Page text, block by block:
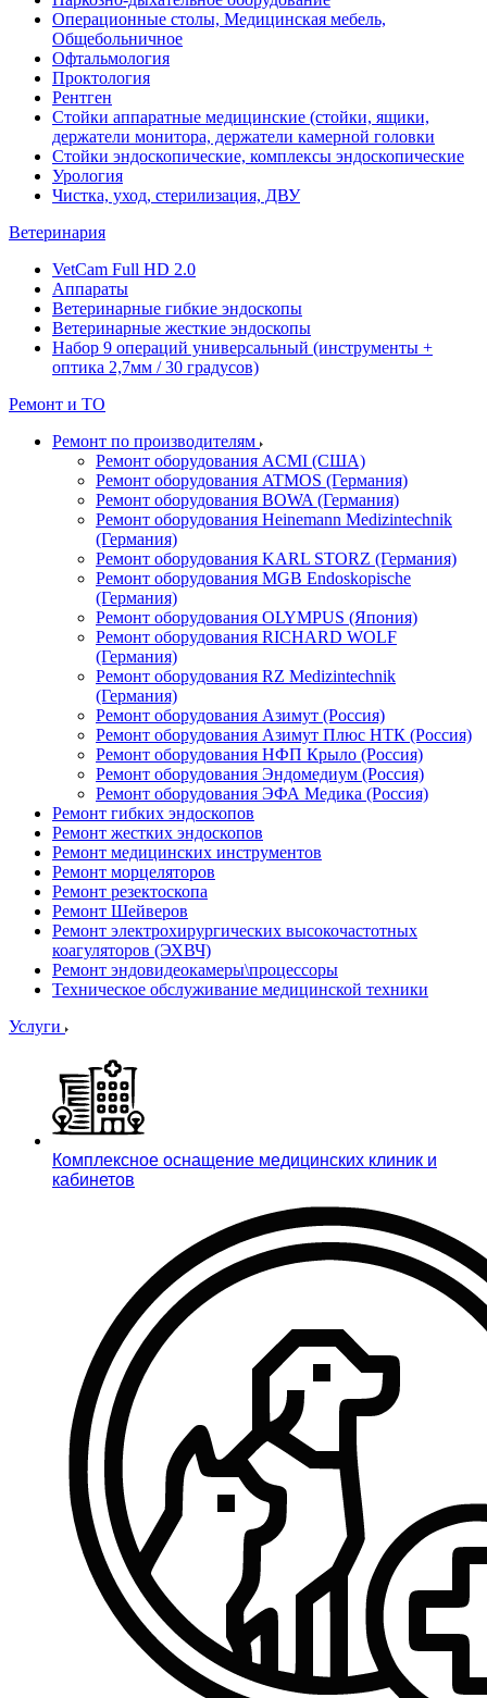
Операционные столы, Медицинская мебель,
Общебольничное
Офтальмология
Проктология
Рентген
Стойки аппаратные медицинские (стойки, ящики,
держатели монитора, держатели камерной головки
Стойки эндоскопические, комплексы эндоскопические
Урология
Чистка, уход, стерилизация, ДВУ
Ветеринария
VetCam Full HD 2.0
Аппараты
Ветеринарные гибкие эндоскопы
Ветеринарные жесткие эндоскопы
Набор 9 операций универсальный (инструменты +
оптика 2,7мм / 30 градусов)
Ремонт и ТО
Ремонт по производителям
Ремонт оборудования ACMI (США)
Ремонт оборудования ATMOS (Германия)
Ремонт оборудования BOWA (Германия)
Ремонт оборудования Heinemann Medizintechnik
(Германия)
Ремонт оборудования KARL STORZ (Германия)
Ремонт оборудования MGB Endoskopische
(Германия)
Ремонт оборудования OLYMPUS (Япония)
Ремонт оборудования RICHARD WOLF
(Германия)
Ремонт оборудования RZ Medizintechnik
(Германия)
Ремонт оборудования Азимут (Россия)
Ремонт оборудования Азимут Плюс НТК (Россия)
Ремонт оборудования НФП Крыло (Россия)
Ремонт оборудования Эндомедиум (Россия)
Ремонт оборудования ЭФА Медика (Россия)
Ремонт гибких эндоскопов
Ремонт жестких эндоскопов
Ремонт медицинских инструментов
Ремонт морцеляторов
Ремонт резектоскопа
Ремонт Шейверов
Ремонт электрохирургических высокочастотных
коагуляторов (ЭХВЧ)
Ремонт эндовидеокамеры\процессоры
Техническое обслуживание медицинской техники
Услуги
Комплексное оснащение медицинских клиник и
кабинетов